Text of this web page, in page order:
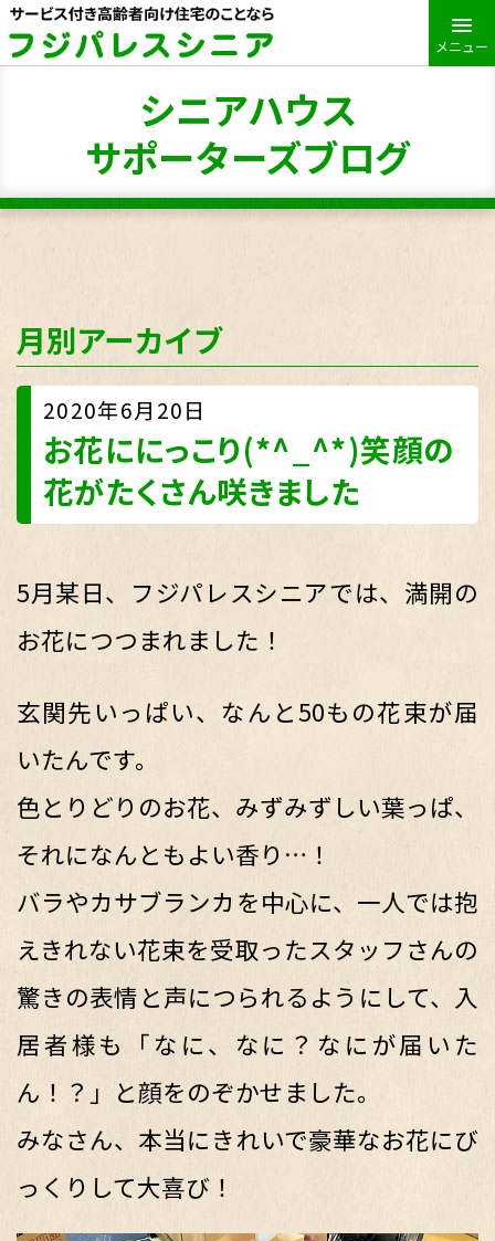
メニュー
シニアハウス
サポーターズブログ
月別アーカイブ
2020年6月20日
お花ににっこり(*^_^*)笑顔の
花がたくさん咲きました
5月某日、フジパレスシニアでは、満開の
お花につつまれました！
玄関先いっぱい、なんと50もの花束が届
いたんです。
色とりどりのお花、みずみずしい葉っぱ、
それになんともよい香り…！
バラやカサブランカを中心に、一人では抱
えきれない花束を受取ったスタッフさんの
驚きの表情と声につられるようにして、入
居者様も「なに、なに？なにが届いた
ん！？」と顔をのぞかせました。
みなさん、本当にきれいで豪華なお花にび
っくりして大喜び！